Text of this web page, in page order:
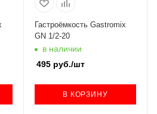
Гастроёмкость Gastromix
GN 1/2-20
в наличии
495руб./шт
В КОРЗИНУ